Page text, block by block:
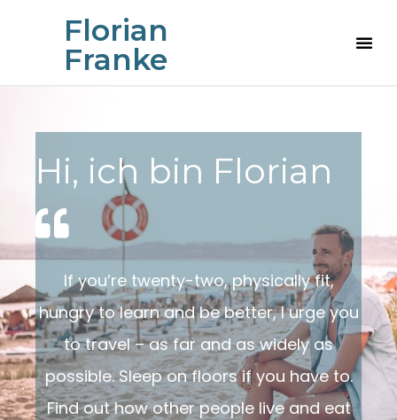
Florian
Franke
Hi, ich bin Florian
If you’re twenty-two, physically fit,
hungry to learn and be better, I urge you
to travel – as far and as widely as
possible. Sleep on floors if you have to.
Find out how other people live and eat